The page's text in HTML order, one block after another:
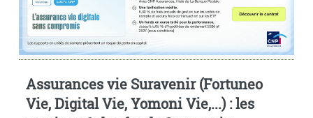
Assurances vie Suravenir (Fortuneo
Vie, Digital Vie, Yomoni Vie,...) : les